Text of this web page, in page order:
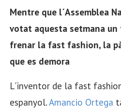
Mentre que l´Assemblea
votat aquesta setmana
frenar la fast fashion, la
que es demora
L´inventor de la fast
espanyol.Amancio Ortega